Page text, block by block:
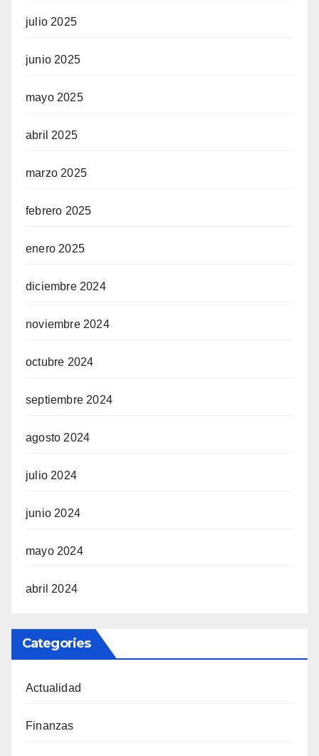
julio 2025
junio 2025
mayo 2025
abril 2025
marzo 2025
febrero 2025
enero 2025
diciembre 2024
noviembre 2024
octubre 2024
septiembre 2024
agosto 2024
julio 2024
junio 2024
mayo 2024
abril 2024
Categories
Actualidad
Finanzas